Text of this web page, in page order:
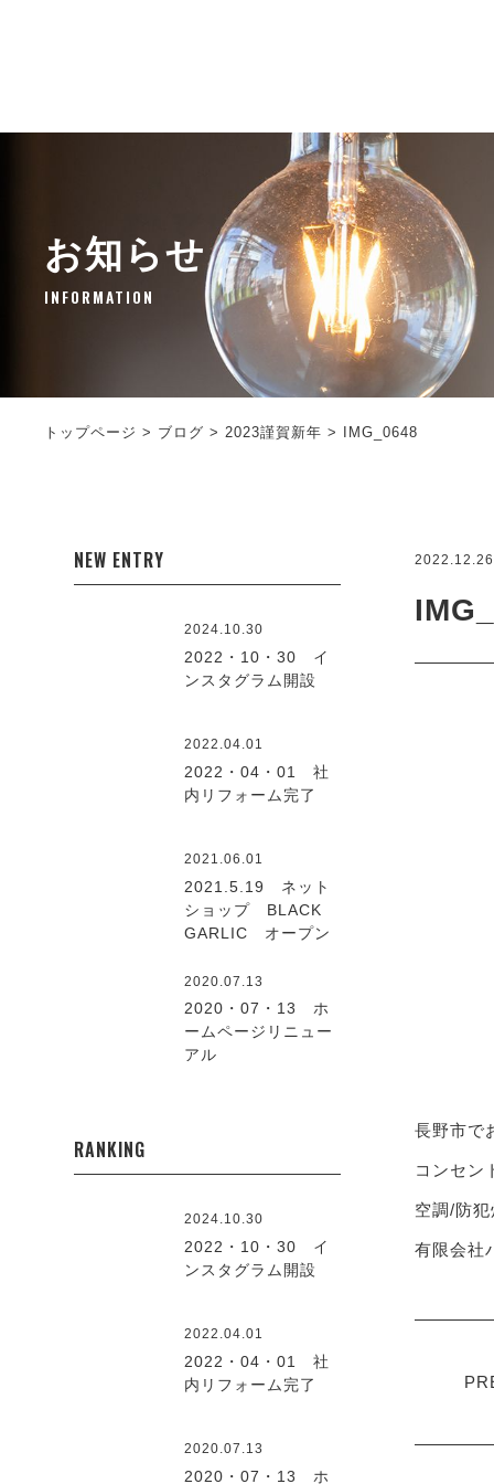
お知らせ
INFORMATION
トップページ > ブログ >2023謹賀新年 > IMG_0648
2022.12.26
長野市で
コンセン
空調/防
有限会社
NEW ENTRY
2024.10.30
2022・10・30 イ
ンスタグラム開設
2022.04.01
2022・04・01 社
内リフォーム完了
2021.06.01
2021.5.19 ネット
ショップ BLACK
GARLIC オープン
2020.07.13
2020・07・13 ホ
ームページリニュー
アル
RANKING
2024.10.30
2022・10・30 イ
ンスタグラム開設
2022.04.01
2022・04・01 社
内リフォーム完了
2020.07.13
2020・07・13 ホ